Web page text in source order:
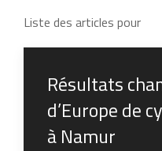
Liste des articles pour
Résultats
d’Europe de
à Namur